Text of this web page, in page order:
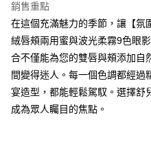
全家取貨付款
每筆NT$85，滿NT$499(含以上
付款後全家取貨
7-11取貨付款
銷售重點
在這個充滿魅力的季節，讓【氛
絨唇頰兩用蜜與波光柔霧9色眼
合不僅能為您的雙唇與頰添加自
間變得迷人。每一個色調都經過
宴造型，都能輕鬆駕馭。選擇舒
成為眾人矚目的焦點。